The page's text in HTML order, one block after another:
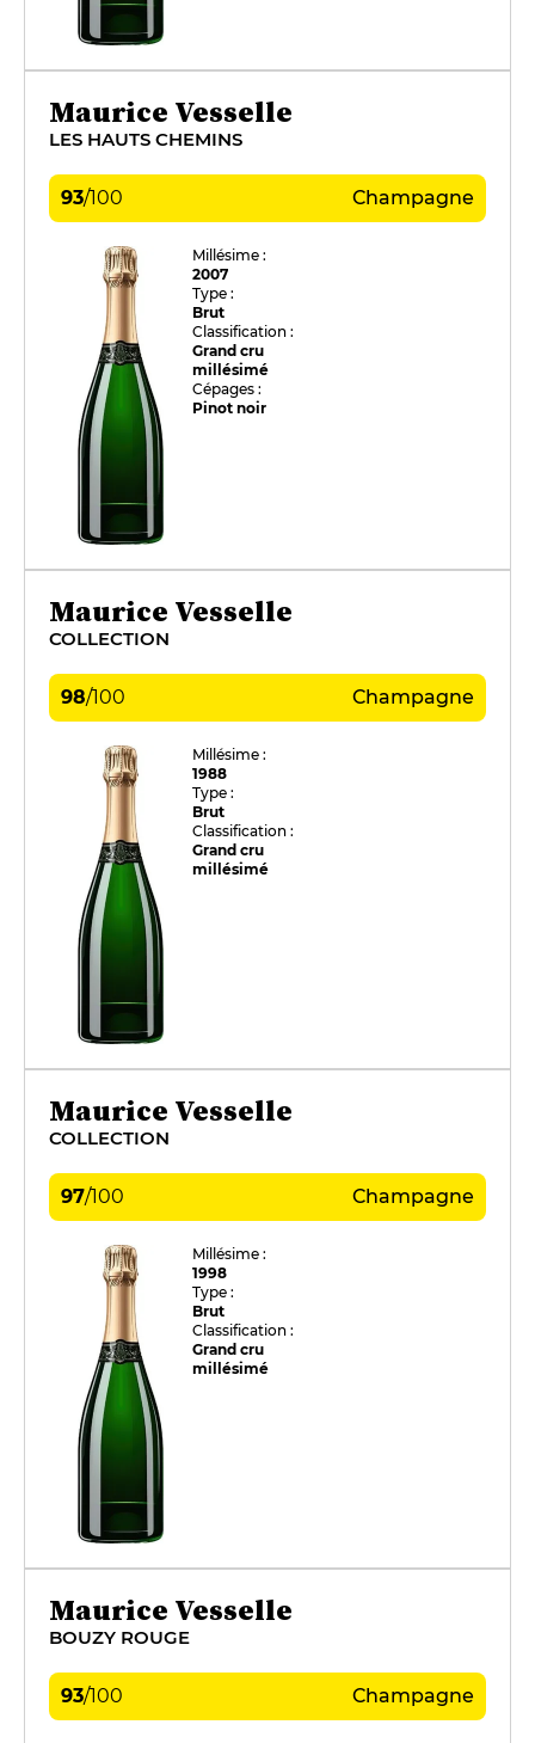
Maurice Vesselle
LES HAUTS CHEMINS
93/100 Champagne
Millésime :
2007
Type :
Brut
Classification :
Grand cru
millésimé
Cépages :
Pinot noir
Maurice Vesselle
COLLECTION
98/100 Champagne
Millésime :
1988
Type :
Brut
Classification :
Grand cru
millésimé
Maurice Vesselle
COLLECTION
97/100 Champagne
Millésime :
1998
Type :
Brut
Classification :
Grand cru
millésimé
Maurice Vesselle
BOUZY ROUGE
93/100 Champagne